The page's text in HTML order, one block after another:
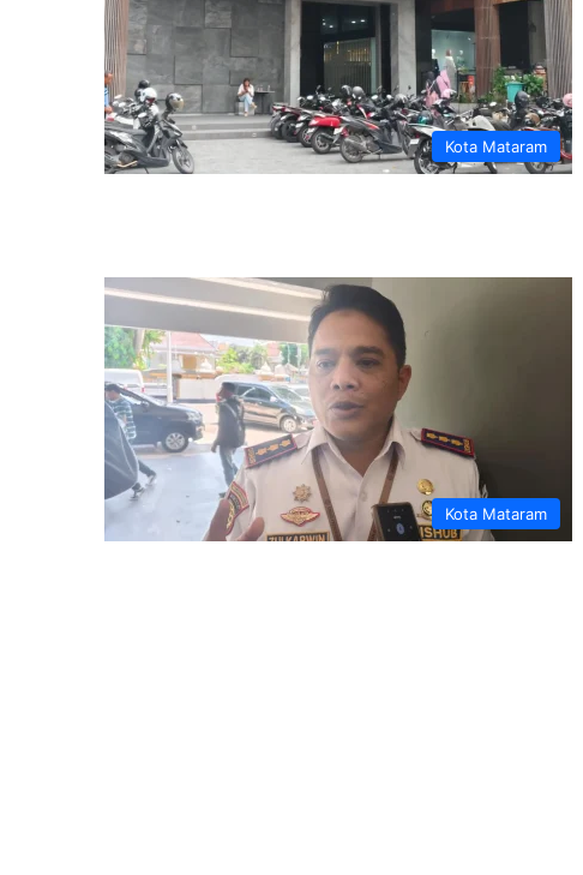
Kota Mataram
Kota Mataram